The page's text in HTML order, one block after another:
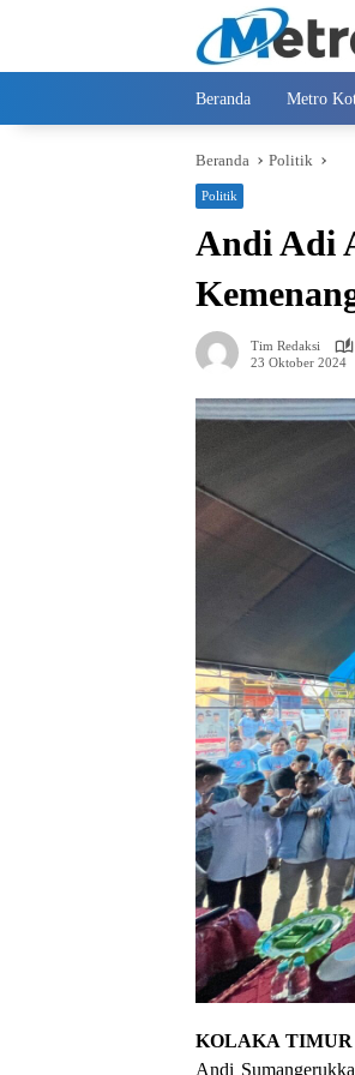
Beranda Metro
Beranda Politik
Politik
Andi Adi
Tim Redaksi
23 Oktober 2024
KOLAKA TIMUR
Andi